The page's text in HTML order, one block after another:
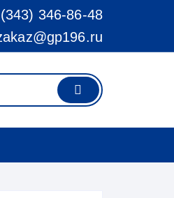
346-86-48